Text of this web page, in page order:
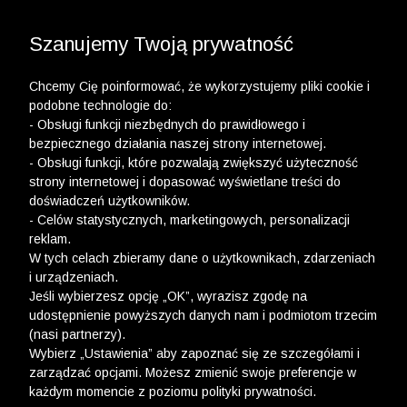
DRUGI I TRZECI PRODUKT >>
wólczanka - mężczyzna - kolekcja świąteczna
KOLEKCJA ŚWIĄTECZNA
FILTRY
Ups, niestety nie znaleźliśmy żadnych produktów
Szanujemy Twoją prywatność
Chcemy Cię poinformować, że wykorzystujemy pliki cookie i
podobne technologie do:
- Obsługi funkcji niezbędnych do prawidłowego i
bezpiecznego działania naszej strony internetowej.
- Obsługi funkcji, które pozwalają zwiększyć użyteczność
strony internetowej i dopasować wyświetlane treści do
doświadczeń użytkowników.
- Celów statystycznych, marketingowych, personalizacji
reklam.
W tych celach zbieramy dane o użytkownikach, zdarzeniach
i urządzeniach.
Jeśli wybierzesz opcję „OK”, wyrazisz zgodę na
udostępnienie powyższych danych nam i podmiotom trzecim
(nasi partnerzy).
Wybierz „Ustawienia” aby zapoznać się ze szczegółami i
zarządzać opcjami. Możesz zmienić swoje preferencje w
każdym momencie z poziomu polityki prywatności.